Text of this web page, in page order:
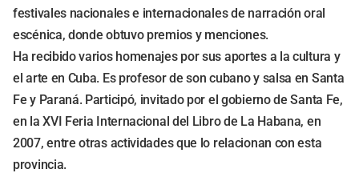
festivales nacionales e internacionales de narración oral
escénica, donde obtuvo premios y menciones.
Ha recibido varios homenajes por sus aportes a la cultura y
el arte en Cuba. Es profesor de son cubano y salsa en Santa
Fe y Paraná. Participó, invitado por el gobierno de Santa Fe,
en la XVI Feria Internacional del Libro de La Habana, en
2007, entre otras actividades que lo relacionan con esta
provincia.